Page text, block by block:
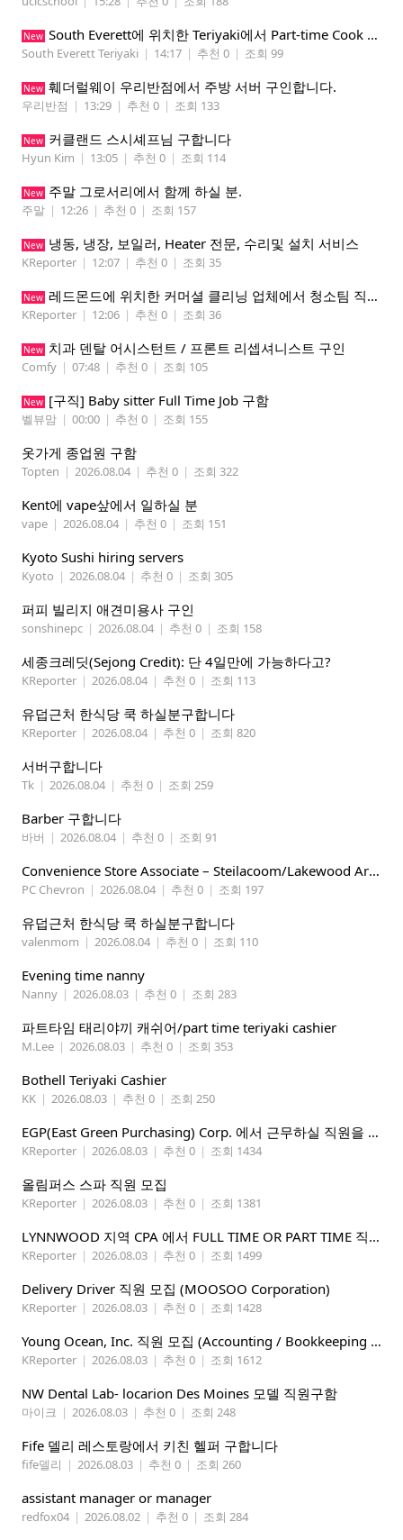
New South Everett에 위치한 Teriyaki에서 Part-time Cook Helper 구합니다. Mon-Sat, 4:00 pm-8:30 pm
South Everett Teriyaki | 14:17 | 추천 0 | 조회 99
New 훼더럴웨이 우리반점에서 주방 서버 구인합니다.
우리반점 | 13:29 | 추천 0 | 조회 133
New 커클랜드 스시셰프님 구합니다
Hyun Kim | 13:05 | 추천 0 | 조회 114
New 주말 그로서리에서 함께 하실 분.
주말 | 12:26 | 추천 0 | 조회 157
New 냉동, 냉장, 보일러, Heater 전문, 수리및 설치 서비스
KReporter | 12:07 | 추천 0 | 조회 35
New 레드몬드에 위치한 커머셜 클리닝 업체에서 청소팀 직원을 모집합니다.
KReporter | 12:06 | 추천 0 | 조회 36
New 치과 덴탈 어시스턴트 / 프론트 리셉셔니스트 구인
Comfy | 07:48 | 추천 0 | 조회 105
New [구직] Baby sitter Full Time Job 구함
벨뷰맘 | 00:00 | 추천 0 | 조회 155
옷가게 종업원 구함
Topten | 2026.08.04 | 추천 0 | 조회 322
Kent에 vape샆에서 일하실 분
vape | 2026.08.04 | 추천 0 | 조회 151
Kyoto Sushi hiring servers
Kyoto | 2026.08.04 | 추천 0 | 조회 305
퍼피 빌리지 애견미용사 구인
sonshinepc | 2026.08.04 | 추천 0 | 조회 158
세종크레딧(Sejong Credit): 단 4일만에 가능하다고?
KReporter | 2026.08.04 | 추천 0 | 조회 113
유덥근처 한식당 쿡 하실분구합니다
KReporter | 2026.08.04 | 추천 0 | 조회 820
서버구합니다
Tk | 2026.08.04 | 추천 0 | 조회 259
Barber 구합니다
바버 | 2026.08.04 | 추천 0 | 조회 91
Convenience Store Associate – Steilacoom/Lakewood Area, $19 -$21/hr
PC Chevron | 2026.08.04 | 추천 0 | 조회 197
유덥근처 한식당 쿡 하실분구합니다
valenmom | 2026.08.04 | 추천 0 | 조회 110
Evening time nanny
Nanny | 2026.08.03 | 추천 0 | 조회 283
파트타임 태리야끼 캐쉬어/part time teriyaki cashier
M.Lee | 2026.08.03 | 추천 0 | 조회 353
Bothell Teriyaki Cashier
KK | 2026.08.03 | 추천 0 | 조회 250
EGP(East Green Purchasing) Corp. 에서 근무하실 직원을 아래와 같이 모집합니다.
KReporter | 2026.08.03 | 추천 0 | 조회 1434
올림퍼스 스파 직원 모집
KReporter | 2026.08.03 | 추천 0 | 조회 1381
LYNNWOOD 지역 CPA 에서 FULL TIME OR PART TIME 직원을 찾습니다
KReporter | 2026.08.03 | 추천 0 | 조회 1499
Delivery Driver 직원 모집 (MOOSOO Corporation)
KReporter | 2026.08.03 | 추천 0 | 조회 1428
Young Ocean, Inc. 직원 모집 (Accounting / Bookkeeping 분야)
KReporter | 2026.08.03 | 추천 0 | 조회 1612
NW Dental Lab- locarion Des Moines 모델 직원구함
마이크 | 2026.08.03 | 추천 0 | 조회 248
Fife 델리 레스토랑에서 키친 헬퍼 구합니다
fife델리 | 2026.08.03 | 추천 0 | 조회 260
assistant manager or manager
redfox04 | 2026.08.02 | 추천 0 | 조회 284